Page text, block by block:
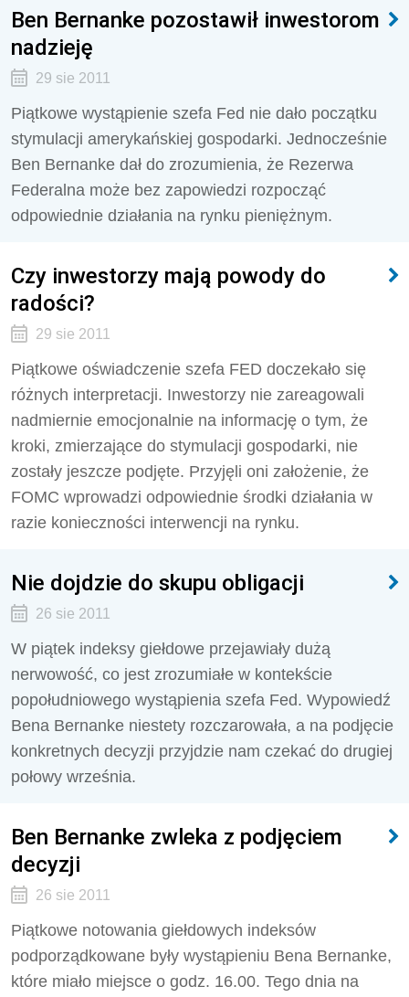
Ben Bernanke pozostawił inwestorom
nadzieję
29 sie 2011
Piątkowe wystąpienie szefa Fed nie dało początku
stymulacji amerykańskiej gospodarki. Jednocześnie
Ben Bernanke dał do zrozumienia, że Rezerwa
Federalna może bez zapowiedzi rozpocząć
odpowiednie działania na rynku pieniężnym.
Czy inwestorzy mają powody do
radości?
29 sie 2011
Piątkowe oświadczenie szefa FED doczekało się
różnych interpretacji. Inwestorzy nie zareagowali
nadmiernie emocjonalnie na informację o tym, że
kroki, zmierzające do stymulacji gospodarki, nie
zostały jeszcze podjęte. Przyjęli oni założenie, że
FOMC wprowadzi odpowiednie środki działania w
razie konieczności interwencji na rynku.
Nie dojdzie do skupu obligacji
26 sie 2011
W piątek indeksy giełdowe przejawiały dużą
nerwowość, co jest zrozumiałe w kontekście
popołudniowego wystąpienia szefa Fed. Wypowiedź
Bena Bernanke niestety rozczarowała, a na podjęcie
konkretnych decyzji przyjdzie nam czekać do drugiej
połowy września.
Ben Bernanke zwleka z podjęciem
decyzji
26 sie 2011
Piątkowe notowania giełdowych indeksów
podporządkowane były wystąpieniu Bena Bernanke,
które miało miejsce o godz. 16.00. Tego dnia na